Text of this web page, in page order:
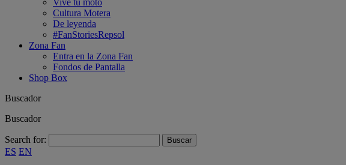
Vive tu moto
Cultura Motera
De leyenda
#FanStoriesRepsol
Zona Fan
Entra en la Zona Fan
Fondos de Pantalla
Shop Box
Buscador
Buscador
Search for:
ES EN